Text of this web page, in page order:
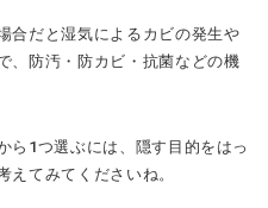
合だと湿気によるカビの発生や
、防汚・防カビ・抗菌などの機
ら1つ選ぶには、隠す目的をはっ
えてみてくださいね。